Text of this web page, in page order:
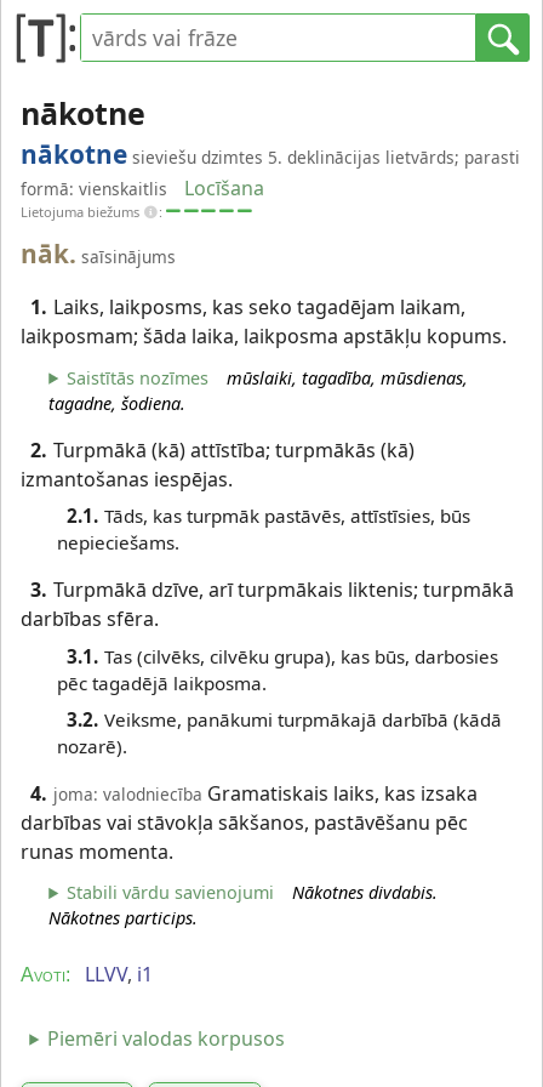
nākotne
nākotne sieviešu dzimtes 5. deklinācijas lietvārds; parasti
formā: vienskaitlis
Locīšana
Lietojuma biežums :
nāk. saīsinājums
1. Laiks, laikposms, kas seko tagadējam laikam,
laikposmam; šāda laika, laikposma apstākļu kopums.
Saistītās nozīmes
mūslaiki, tagadība, mūsdienas,
tagadne, šodiena.
2. Turpmākā (kā) attīstība; turpmākās (kā)
izmantošanas iespējas.
2.1. Tāds, kas turpmāk pastāvēs, attīstīsies, būs
nepieciešams.
3. Turpmākā dzīve, arī turpmākais liktenis; turpmākā
darbības sfēra.
3.1. Tas (cilvēks, cilvēku grupa), kas būs, darbosies
pēc tagadējā laikposma.
3.2. Veiksme, panākumi turpmākajā darbībā (kādā
nozarē).
4. joma: valodniecība Gramatiskais laiks, kas izsaka
darbības vai stāvokļa sākšanos, pastāvēšanu pēc
runas momenta.
Stabili vārdu savienojumi
Nākotnes divdabis.
Nākotnes particips.
Avoti: LLVV, i1
Piemēri valodas korpusos